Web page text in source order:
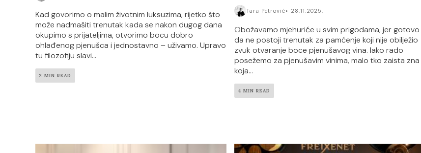
Kad govorimo o malim životnim luksuzima, rijetko što
može nadmašiti trenutak kada se nakon dugog dana
okupimo s prijateljima, otvorimo bocu dobro
ohlađenog pjenušca i jednostavno – uživamo. Upravo
tu filozofiju slavi...
2 MIN READ
Tara Petrović 28.11.2025.
Obožavamo mjehuriće u svim prigodama, jer gotovo
da ne postoji trenutak za pamćenje koji nije obilježio
zvuk otvaranje boce pjenušavog vina. Iako rado
posežemo za pjenušavim vinima, malo tko zaista zna
koja...
4 MIN READ